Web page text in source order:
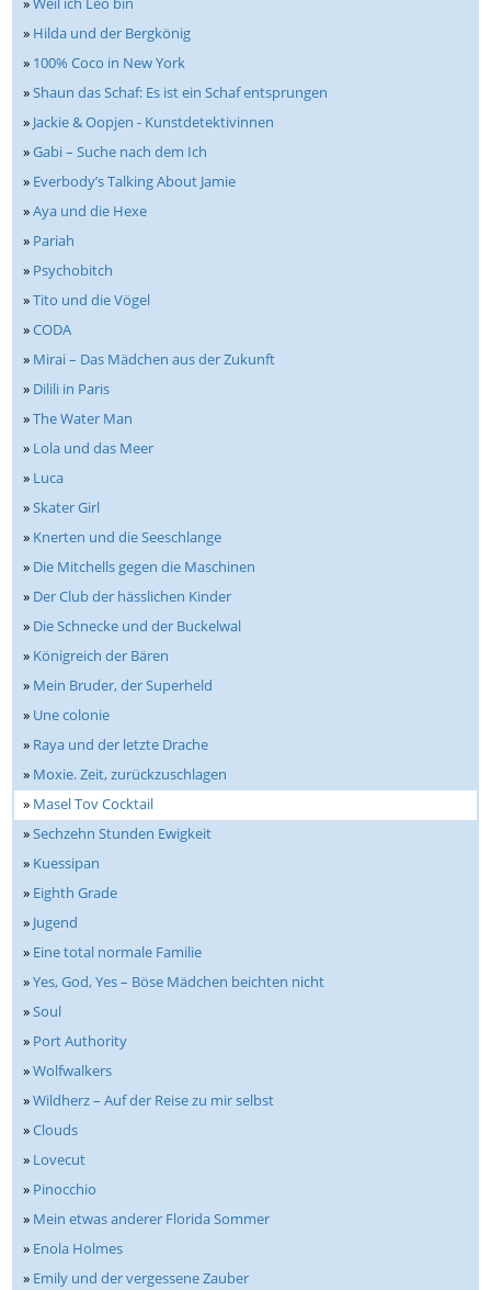
» Hilda und der Bergkönig
» 100% Coco in New York
»Shaun das Schaf: Es ist ein Schaf entsprungen
» Jackie & Oopjen - Kunstdetektivinnen
»Gabi – Suche nach dem Ich
» Everbody’s Talking About Jamie
»Aya und die Hexe
» Pariah
» Psychobitch
»Tito und die Vögel
»CODA
» Mirai – Das Mädchen aus der Zukunft
» Dilili in Paris
»The Water Man
» Lola und das Meer
» Luca
»Skater Girl
» Knerten und die Seeschlange
» Die Mitchells gegen die Maschinen
» Der Club der hässlichen Kinder
» Die Schnecke und der Buckelwal
» Königreich der Bären
» Mein Bruder, der Superheld
» Une colonie
» Raya und der letzte Drache
» Moxie. Zeit, zurückzuschlagen
» Masel Tov Cocktail
»Sechzehn Stunden Ewigkeit
» Kuessipan
» Eighth Grade
» Jugend
» Eine total normale Familie
»Yes, God, Yes – Böse Mädchen beichten nicht
»Soul
» Port Authority
»Wolfwalkers
»Wildherz – Auf der Reise zu mir selbst
»Clouds
» Lovecut
» Pinocchio
» Mein etwas anderer Florida Sommer
» Enola Holmes
» Emily und der vergessene Zauber